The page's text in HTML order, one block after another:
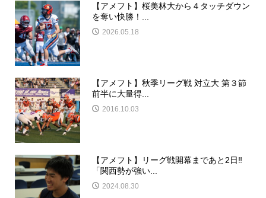
【アメフト】桜美林大から４タッチダウン
を奪い快勝！...
2026.05.18
【アメフト】秋季リーグ戦 対立大 第３節
前半に大量得...
2016.10.03
【アメフト】リーグ戦開幕まであと2日‼
「関西勢が強い...
2024.08.30